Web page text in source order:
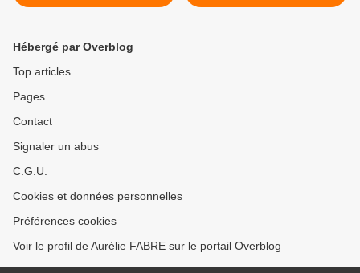
Hébergé par Overblog
Top articles
Pages
Contact
Signaler un abus
C.G.U.
Cookies et données personnelles
Préférences cookies
Voir le profil de Aurélie FABRE sur le portail Overblog